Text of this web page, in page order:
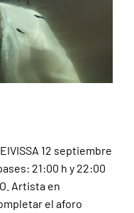
12 septiembre
21:00 h y 22:00
Artista en
el aforo